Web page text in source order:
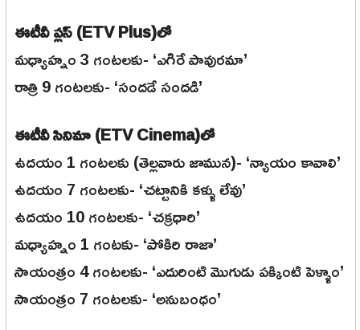
ఈటీవీ ప్లస్ (ETV Plus)లో
మధ్యాహ్నం 3 గంటలకు- ‘ఎగిరే పావురమా’
రాత్రి 9 గంటలకు- ‘సందడే సందడి’
ఈటీవీ సినిమా (ETV Cinema)లో
ఉదయం 1 గంటలకు (తెల్లవారు జామున)- ‘న్యాయం కావాలి’
ఉదయం 7 గంటలకు- ‘చట్టానికి కళ్ళు లేవు’
ఉదయం 10 గంటలకు- ‘చక్రధారి’
మధ్యాహ్నం 1 గంటకు- ‘పోకిరి రాజా’
సాయంత్రం 4 గంటలకు- ‘ఎదురింటి మొగుడు పక్కింటి పెళ్ళాం’
సాయంత్రం 7 గంటలకు- ‘అనుబంధం’